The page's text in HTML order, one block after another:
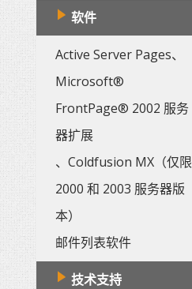
软件
Active Server Pages、
Microsoft®
FrontPage® 2002 服务
器扩展
、Coldfusion MX（仅限
2000 和 2003 服务器版
本）
邮件列表软件
技术支持